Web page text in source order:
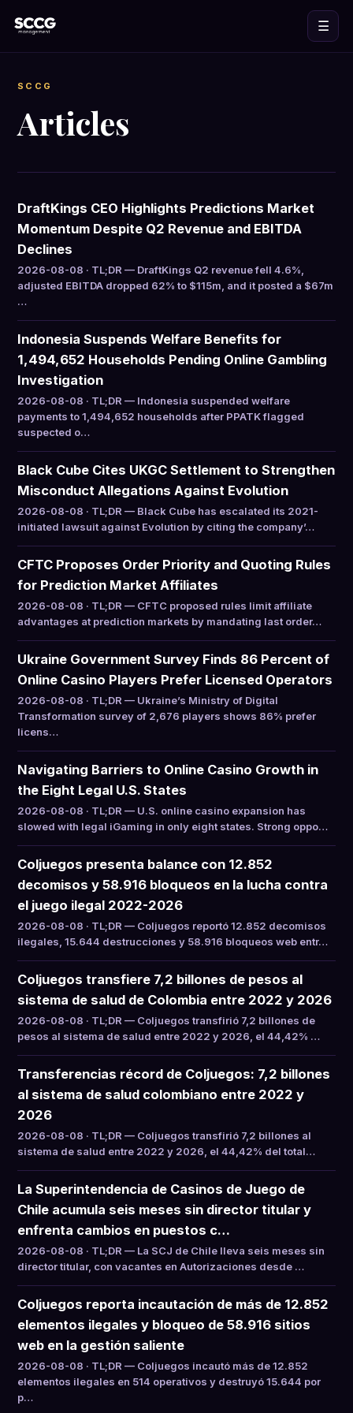
☰
SCCG
Articles
DraftKings CEO Highlights Predictions Market
Momentum Despite Q2 Revenue and EBITDA
Declines
2026-08-08 · TL;DR — DraftKings Q2 revenue fell 4.6%,
adjusted EBITDA dropped 62% to $115m, and it posted a $67m
…
Indonesia Suspends Welfare Benefits for
1,494,652 Households Pending Online Gambling
Investigation
2026-08-08 · TL;DR — Indonesia suspended welfare
payments to 1,494,652 households after PPATK flagged
suspected o…
Black Cube Cites UKGC Settlement to Strengthen
Misconduct Allegations Against Evolution
2026-08-08 · TL;DR — Black Cube has escalated its 2021-
initiated lawsuit against Evolution by citing the company’…
CFTC Proposes Order Priority and Quoting Rules
for Prediction Market Affiliates
2026-08-08 · TL;DR — CFTC proposed rules limit affiliate
advantages at prediction markets by mandating last order…
Ukraine Government Survey Finds 86 Percent of
Online Casino Players Prefer Licensed Operators
2026-08-08 · TL;DR — Ukraine’s Ministry of Digital
Transformation survey of 2,676 players shows 86% prefer
licens…
Navigating Barriers to Online Casino Growth in
the Eight Legal U.S. States
2026-08-08 · TL;DR — U.S. online casino expansion has
slowed with legal iGaming in only eight states. Strong oppo…
Coljuegos presenta balance con 12.852
decomisos y 58.916 bloqueos en la lucha contra
el juego ilegal 2022-2026
2026-08-08 · TL;DR — Coljuegos reportó 12.852 decomisos
ilegales, 15.644 destrucciones y 58.916 bloqueos web entr…
Coljuegos transfiere 7,2 billones de pesos al
sistema de salud de Colombia entre 2022 y 2026
2026-08-08 · TL;DR — Coljuegos transfirió 7,2 billones de
pesos al sistema de salud entre 2022 y 2026, el 44,42% …
Transferencias récord de Coljuegos: 7,2 billones
al sistema de salud colombiano entre 2022 y
2026
2026-08-08 · TL;DR — Coljuegos transfirió 7,2 billones al
sistema de salud entre 2022 y 2026, el 44,42% del total…
La Superintendencia de Casinos de Juego de
Chile acumula seis meses sin director titular y
enfrenta cambios en puestos c…
2026-08-08 · TL;DR — La SCJ de Chile lleva seis meses sin
director titular, con vacantes en Autorizaciones desde …
Coljuegos reporta incautación de más de 12.852
elementos ilegales y bloqueo de 58.916 sitios
web en la gestión saliente
2026-08-08 · TL;DR — Coljuegos incautó más de 12.852
elementos ilegales en 514 operativos y destruyó 15.644 por
p…